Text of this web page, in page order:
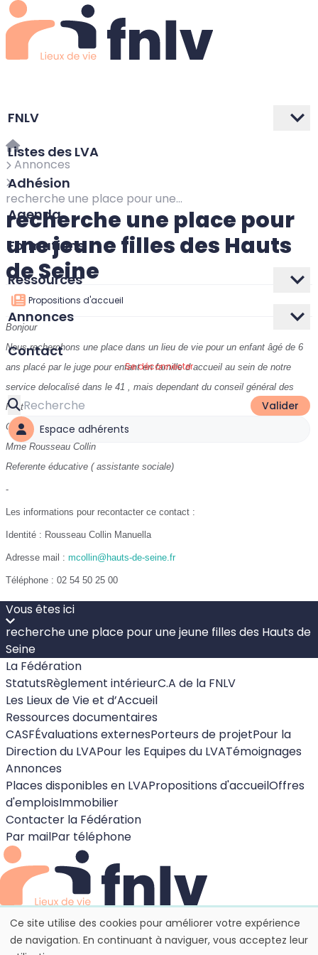
FNLV
Listes des LVA
Adhésion
Agenda
Formations
Ressources
Annonces
Contact
Se déconnecter
Valider
Espace adhérents
Annonces
recherche une place pour une jeune filles des Hauts de Seine
recherche une place pour
une jeune filles des Hauts
de Seine
Propositions d'accueil
Bonjour
Nous recherchons une place dans un lieu de vie pour un enfant âgé de 6
ans placé par le juge pour enfant en famille d accueil au sein de notre
service delocalisé dans le 41 , mais dependant du conseil général des
hauts de Seine
Cordialement
Mme Rousseau Collin
Referente éducative ( assistante sociale)
-
Les informations pour recontacter ce contact :
Identité : Rousseau Collin Manuella
Adresse mail : mcollin@hauts-de-seine.fr
Téléphone : 02 54 50 25 00
Vous êtes ici
recherche une place pour une jeune filles des Hauts de
Seine
La Fédération
StatutsRèglement intérieurC.A de la FNLV
Les Lieux de Vie et d’Accueil
Ressources documentaires
CASFÉvaluations externesPorteurs de projetPour la
Direction du LVAPour les Equipes du LVATémoignages
Annonces
Places disponibles en LVAPropositions d'accueilOffres
d'emploisImmobilier
Contacter la Fédération
Par mailPar téléphone
Mentions légales
Politique de cookies
Paramètrage des cookies
Ce site utilise des cookies pour améliorer votre expérience
de navigation. En continuant à naviguer, vous acceptez leur